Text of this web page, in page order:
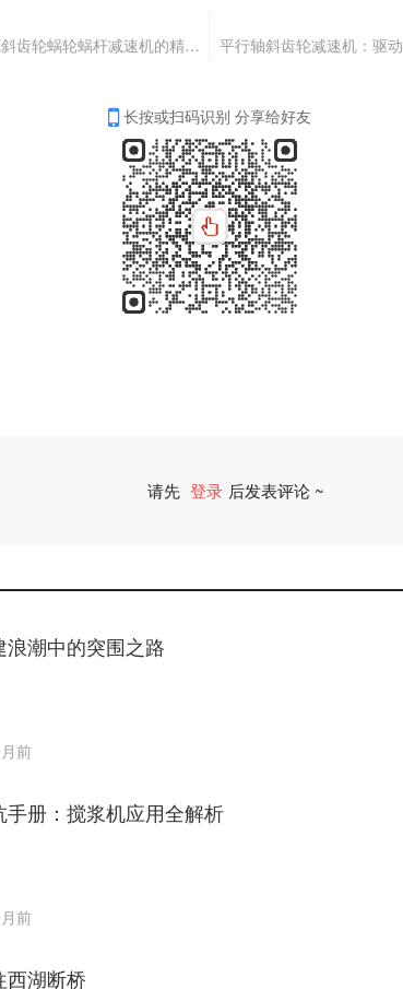
陶瓷压砖机升降系统暗藏斜齿轮蜗轮蜗杆减速机的精妙之道
平行轴斜齿轮减速机：驱
长按或扫码识别 分享给好友
请先 登录 后发表评论 ~
潮中的突围之路
前
册：搅浆机应用全解析
前
西湖断桥